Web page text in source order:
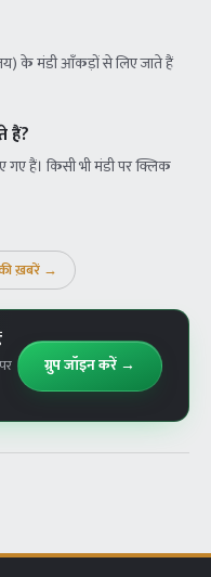
के मंडी आँकड़ों से लिए जाते हैं
हैं?
गए हैं। किसी भी मंडी पर क्लिक
की ख़बरें →
ग्रुप जॉइन करें →